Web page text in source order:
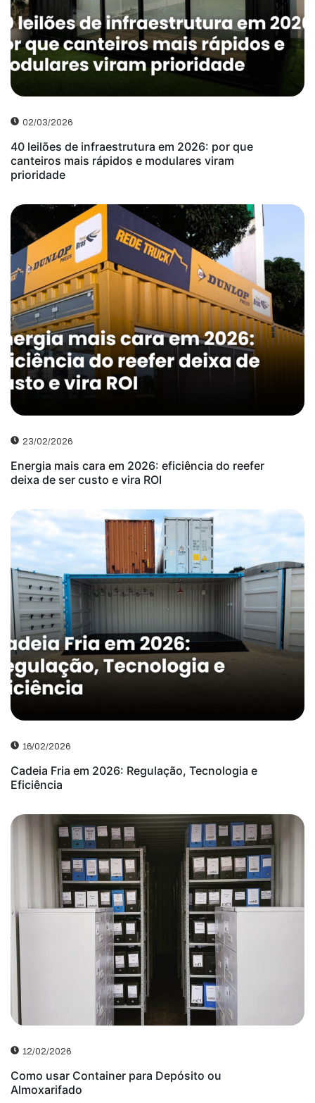
02/03/2026
40 leilões de infraestrutura em 2026: por que
canteiros mais rápidos e modulares viram
prioridade
23/02/2026
Energia mais cara em 2026: eficiência do reefer
deixa de ser custo e vira ROI
16/02/2026
Cadeia Fria em 2026: Regulação, Tecnologia e
Eficiência
12/02/2026
Como usar Container para Depósito ou
Almoxarifado